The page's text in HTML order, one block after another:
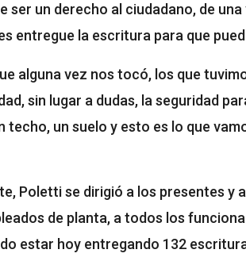
ser un derecho al ciudadano, de
entregue la escritura para que
alguna vez nos tocó, los que
sin lugar a dudas, la seguridad
techo, un suelo y esto es lo que
Poletti se dirigió a los presentes y
de planta, a todos los
estar hoy entregando 132